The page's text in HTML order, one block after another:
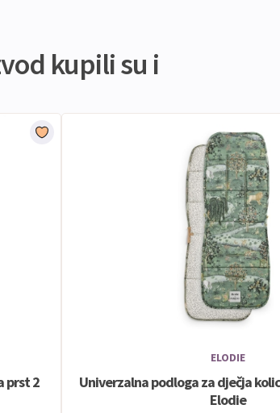
kupili su i
prst 2
ELODIE
Univerzalna podloga za dječja
Elodie